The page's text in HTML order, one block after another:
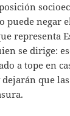
puede negar
representa
se dirige:
a tope en
que